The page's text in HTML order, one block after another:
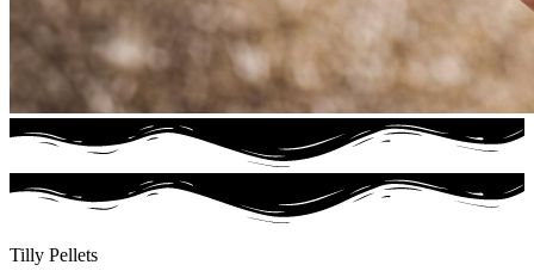
Tilly Pellets